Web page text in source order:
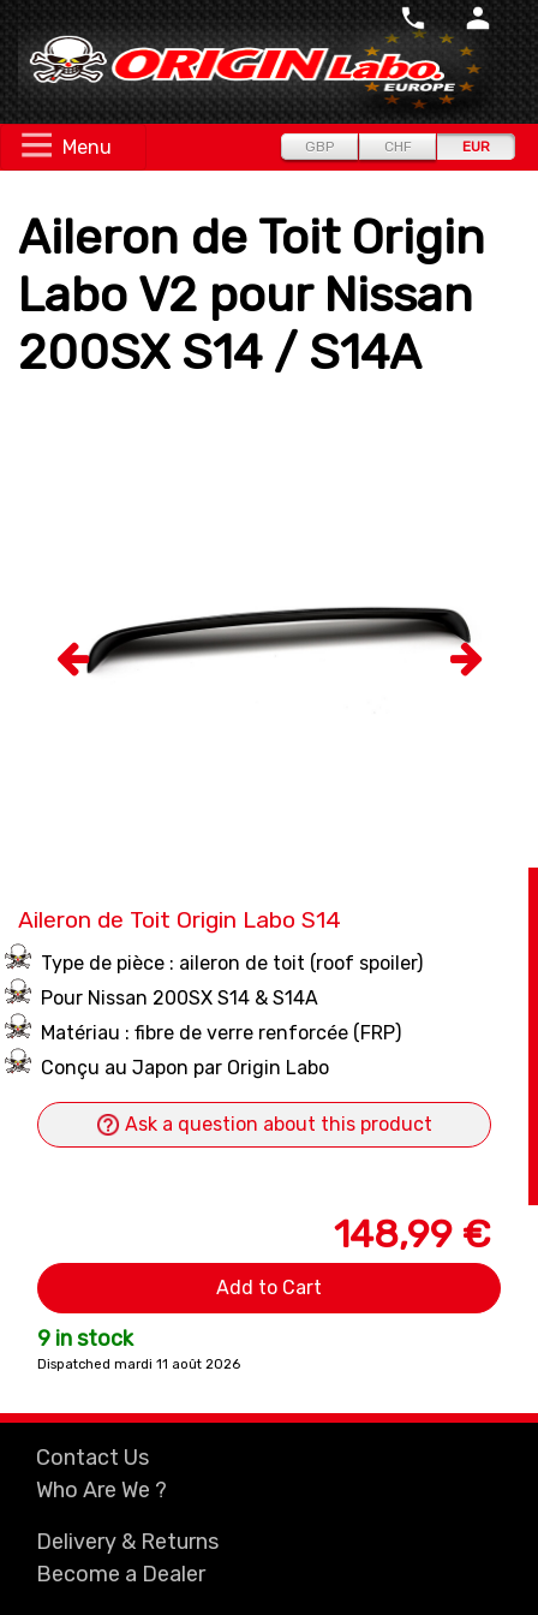
Menu GBP CHF EUR
Aileron de Toit Origin
Labo V2 pour Nissan
200SX S14 / S14A
Aileron de Toit Origin Labo S14
Type de pièce : aileron de toit (roof spoiler)
Pour Nissan 200SX S14 & S14A
Matériau : fibre de verre renforcée (FRP)
Conçu au Japon par Origin Labo
Ask a question about this product
148,99 €
Add to Cart
9 in stock
Dispatched mardi 11 août 2026
Contact Us
Who Are We ?
Delivery & Returns
Become a Dealer